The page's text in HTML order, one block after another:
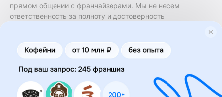
прямом общении с франчайзерами. Мы не несем
ответственность за полноту и достоверность
финансовые услуги. Заключение договоров
коммерческой концессии (франчайзинга) осуществляется
правообладателями/их представителями. Бизнесменс.ру
не является посредником или представителем
правообладателя и не несет ответственность за условия